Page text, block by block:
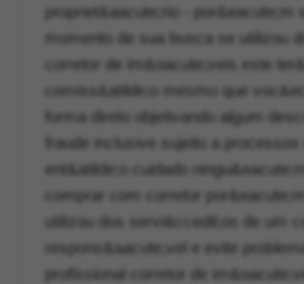
propriet&aacute;rio - por&eacute;m
momento de sua busca se utilizou
corretor de im&oacute;veis este
comiss&atilde;o mesmo que
forma direto objetivando algum
fraude inclusive sujeito a
ent&atilde;o cuidado
comprar com corretor
utilizou dos servi&ccedil;os de um
respons&aacute;vel e evite
profissional corretor de